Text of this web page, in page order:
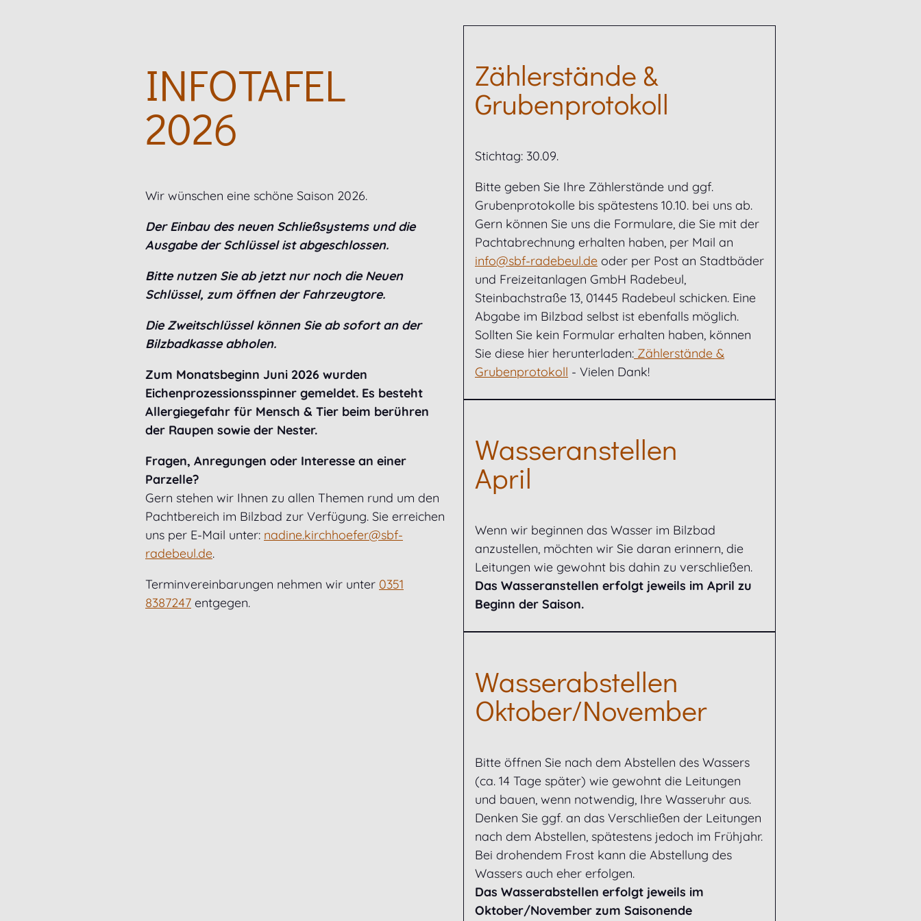
INFOTAFEL
2026
Wir wünschen eine schöne Saison 2026.
Der Einbau des neuen Schließsystems und die
Ausgabe der Schlüssel ist abgeschlossen.
Bitte nutzen Sie ab jetzt nur noch die Neuen
Schlüssel, zum öffnen der Fahrzeugtore.
Die Zweitschlüssel können Sie ab sofort an der
Bilzbadkasse abholen.
Zum Monatsbeginn Juni 2026 wurden
Eichenprozessionsspinner gemeldet. Es besteht
Allergiegefahr für Mensch & Tier beim berühren
der Raupen sowie der Nester.
Fragen, Anregungen oder Interesse an einer
Parzelle?
Gern stehen wir Ihnen zu allen Themen rund um den
Pachtbereich im Bilzbad zur Verfügung. Sie erreichen
uns per E-Mail unter: nadine.kirchhoefer@sbf-
radebeul.de.
Terminvereinbarungen nehmen wir unter 0351
8387247 entgegen.
Zählerstände &
Grubenprotokoll
Stichtag: 30.09.
Bitte geben Sie Ihre Zählerstände und ggf.
Grubenprotokolle bis spätestens 10.10. bei uns ab.
Gern können Sie uns die Formulare, die Sie mit der
Pachtabrechnung erhalten haben, per Mail an
info@sbf-radebeul.de oder per Post an Stadtbäder
und Freizeitanlagen GmbH Radebeul,
Steinbachstraße 13, 01445 Radebeul schicken. Eine
Abgabe im Bilzbad selbst ist ebenfalls möglich.
Sollten Sie kein Formular erhalten haben, können
Sie diese hier herunterladen: Zählerstände &
Grubenprotokoll - Vielen Dank!
Wasseranstellen
April
Wenn wir beginnen das Wasser im Bilzbad
anzustellen, möchten wir Sie daran erinnern, die
Leitungen wie gewohnt bis dahin zu verschließen.
Das Wasseranstellen erfolgt jeweils im April zu
Beginn der Saison.
Wasserabstellen
Oktober/November
Bitte öffnen Sie nach dem Abstellen des Wassers
(ca. 14 Tage später) wie gewohnt die Leitungen
und bauen, wenn notwendig, Ihre Wasseruhr aus.
Denken Sie ggf. an das Verschließen der Leitungen
nach dem Abstellen, spätestens jedoch im Frühjahr.
Bei drohendem Frost kann die Abstellung des
Wassers auch eher erfolgen.
Das Wasserabstellen erfolgt jeweils im
Oktober/November zum Saisonende